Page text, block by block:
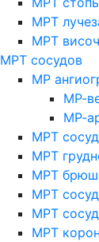
МРТ
МРТ
МРТ сосудов
МР
МР-
МР-
МРТ
МРТ
МРТ
МРТ
МРТ
МРТ